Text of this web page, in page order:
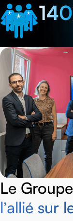
140
Le
l’allié sur